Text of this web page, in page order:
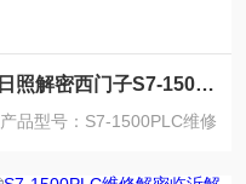
日照解密西门子S7-1500PLC程序上载密码破解
产品型号：S7-1500PLC维修